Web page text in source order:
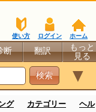
ホーム
ログイン
使い方
断 翻訳
もっと
見る
▼
グ カテゴリー
ヘル